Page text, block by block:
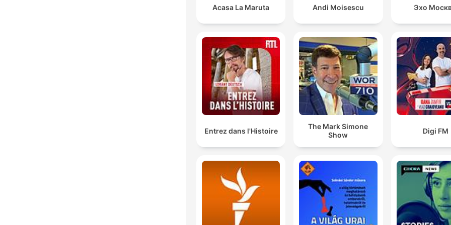
Acasa La Maruta Andi Moisescu Эхо
Entrez dans l'Histoire
The Mark Simone
Show
Digi FM